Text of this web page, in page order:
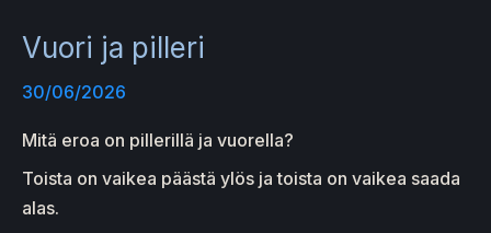
Vuori ja pilleri
30/06/2026
Mitä eroa on pillerillä ja vuorella?
Toista on vaikea päästä ylös ja toista on vaikea saada
alas.